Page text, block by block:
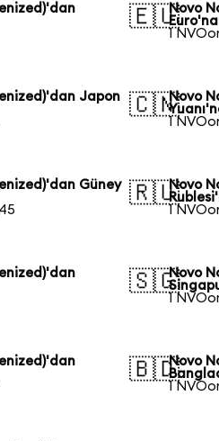
🇪🇺Novo
Euro'na
1
Japon
🇨🇳Novo
1
Güney 🇷🇺Novo
1
🇸🇬Novo
1
🇧🇩Novo
1